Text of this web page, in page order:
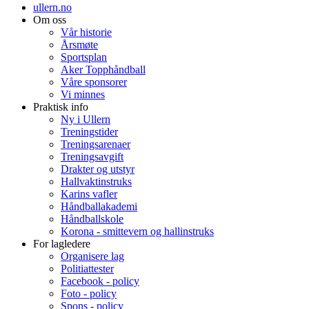
ullern.no
Om oss
Vår historie
Årsmøte
Sportsplan
Aker Topphåndball
Våre sponsorer
Vi minnes
Praktisk info
Ny i Ullern
Treningstider
Treningsarenaer
Treningsavgift
Drakter og utstyr
Hallvaktinstruks
Karins vafler
Håndballakademi
Håndballskole
Korona - smittevern og hallinstruks
For lagledere
Organisere lag
Politiattester
Facebook - policy
Foto - policy
Spons - policy